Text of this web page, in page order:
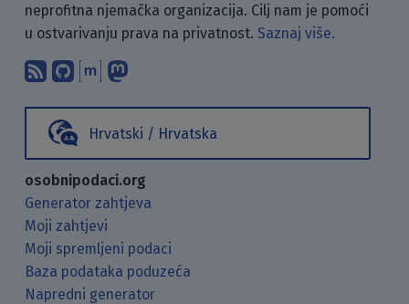
neprofitna njemačka organizacija. Cilj nam je pomoći
u ostvarivanju prava na privatnost. Saznaj više.
Pretplati se na naš blog koristeći
Pronađi nas na GitHubu.
Raspravljaj s nama putem
Hrvatski / Hrvatska
osobnipodaci.org
Generator zahtjeva
Moji zahtjevi
Moji spremljeni podaci
Baza podataka poduzeća
Napredni generator